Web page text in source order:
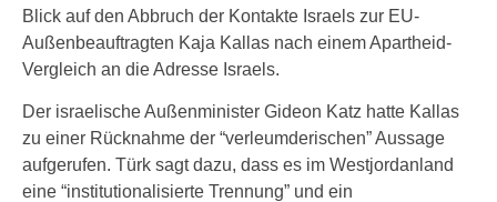
Blick auf den Abbruch der Kontakte Israels zur EU-
Außenbeauftragten Kaja Kallas nach einem Apartheid-
Vergleich an die Adresse Israels.
Der israelische Außenminister Gideon Katz hatte Kallas
zu einer Rücknahme der “verleumderischen” Aussage
aufgerufen. Türk sagt dazu, dass es im Westjordanland
eine “institutionalisierte Trennung” und ein